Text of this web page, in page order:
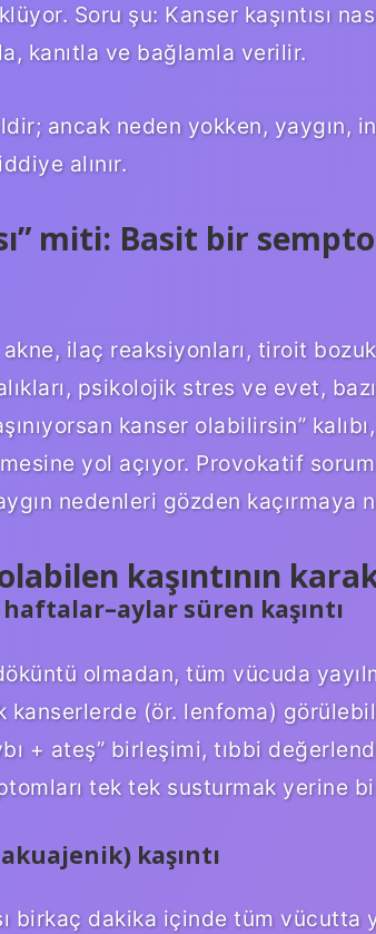
Soru şu: Kanser kaşıntısı
kanıtla ve bağlamla verilir.
ancak neden yokken, yaygın,
alınır.
miti: Basit bir
akne, ilaç reaksiyonları, tiroit
psikolojik stres ve evet,
kanser olabilirsin” kalıbı,
yol açıyor. Provokatif
nedenleri gözden kaçırmaya
kaşıntının
haftalar–aylar süren kaşıntı
olmadan, tüm vücuda
kanserlerde (ör. lenfoma)
+ ateş” birleşimi, tıbbi
tek tek susturmak yerine
kaşıntı
birkaç dakika içinde tüm vücutta